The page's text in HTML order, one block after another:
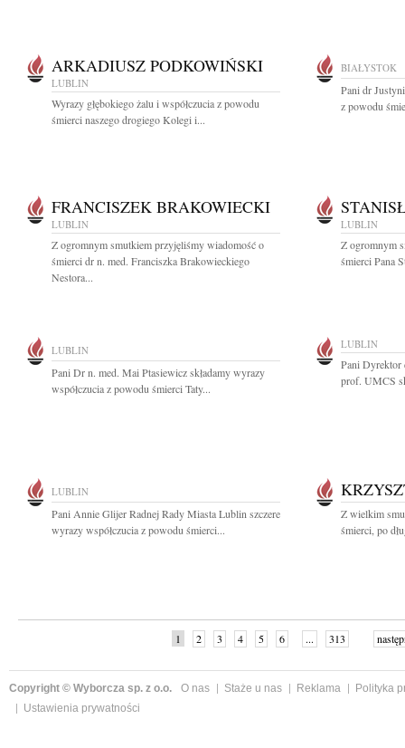
ARKADIUSZ PODKOWIŃSKI
LUBLIN
Wyrazy głębokiego żalu i współczucia z powodu
śmierci naszego drogiego Kolegi i...
BIAŁYSTOK
Pani dr
z powodu
FRANCISZEK BRAKOWIECKI
LUBLIN
Z ogromnym smutkiem przyjęliśmy wiadomość o
śmierci dr n. med. Franciszka Brakowieckiego
Nestora...
LUBLIN
Z ogromnym
śmierci Pana
LUBLIN
Pani Dr n. med. Mai Ptasiewicz składamy wyrazy
współczucia z powodu śmierci Taty...
LUBLIN
Pani
prof. UMCS
LUBLIN
Pani Annie Glijer Radnej Rady Miasta Lublin szczere
wyrazy współczucia z powodu śmierci...
Z wielkim
śmierci, po
1 2 3 4 5 6 ... 313
Copyright © Wyborcza sp. z o.o. O nas Staże u nas Reklama
Polityka
Ustawienia prywatności